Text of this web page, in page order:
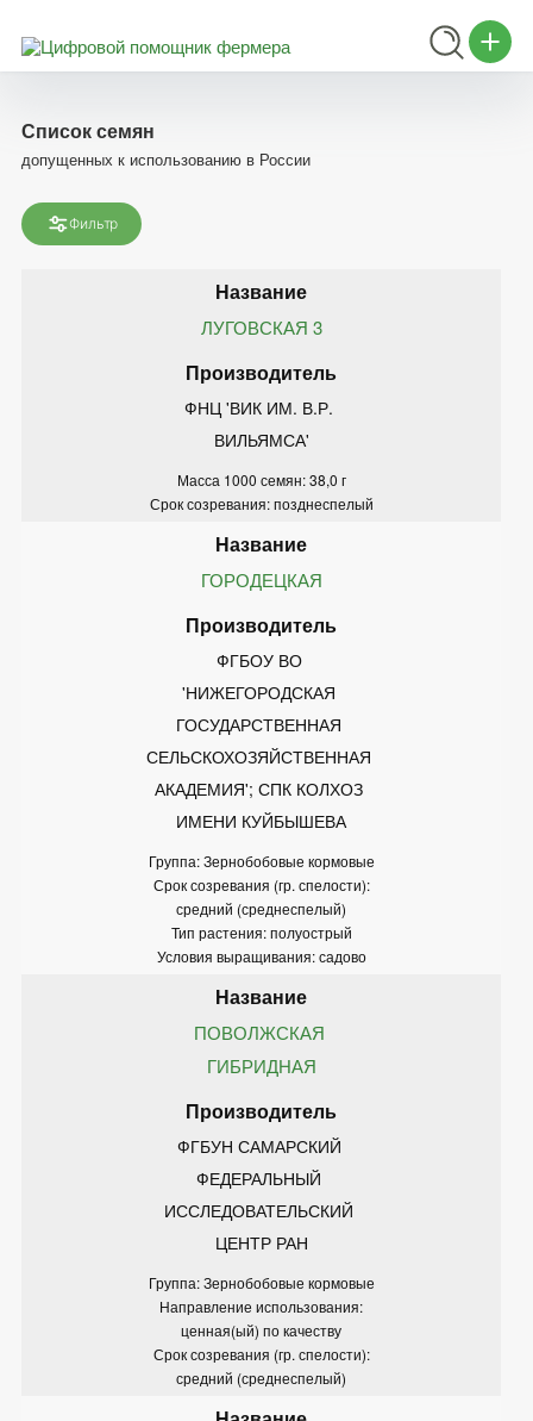
Список семян
допущенных к использованию в России
Фильтр
ЛУГОВСКАЯ 3
ФНЦ 'ВИК ИМ. В.Р.
ВИЛЬЯМСА'
Масса 1000 семян: 38,0 г
Срок созревания: позднеспелый
ГОРОДЕЦКАЯ
ФГБОУ ВО
'НИЖЕГОРОДСКАЯ
ГОСУДАРСТВЕННАЯ
СЕЛЬСКОХОЗЯЙСТВЕННАЯ
АКАДЕМИЯ'; СПК КОЛХОЗ
ИМЕНИ КУЙБЫШЕВА
Группа: Зернобобовые кормовые
Срок созревания (гр. спелости):
средний (среднеспелый)
Тип растения: полуострый
Условия выращивания: садово
ПОВОЛЖСКАЯ
ГИБРИДНАЯ
ФГБУН САМАРСКИЙ
ФЕДЕРАЛЬНЫЙ
ИССЛЕДОВАТЕЛЬСКИЙ
ЦЕНТР РАН
Группа: Зернобобовые кормовые
Направление использования:
ценная(ый) по качеству
Срок созревания (гр. спелости):
средний (среднеспелый)